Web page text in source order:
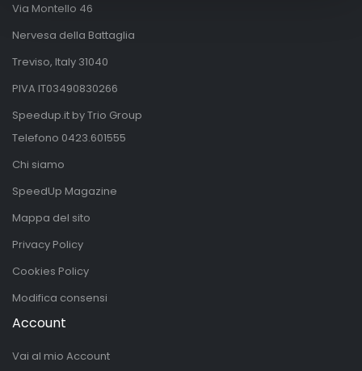
Via Montello 46
Nervesa della Battaglia
Treviso, Italy 31040
PIVA IT03490830266
Speedup.it by Trio Group
Telefono 0423.601555
Chi siamo
SpeedUp Magazine
Mappa del sito
Privacy Policy
Cookies Policy
Modifica consensi
Account
Vai al mio Account